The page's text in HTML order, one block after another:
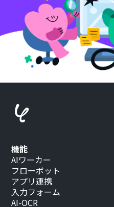
機能
AIワーカー
フローボット
アプリ連携
入力フォーム
AI-OCR